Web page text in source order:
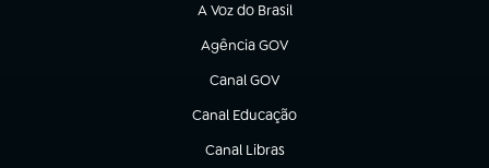
A Voz do Brasil
(abre em nova aba)
Agência GOV
(abre em nova aba)
Canal GOV
(abre em nova aba)
Canal Educação
(abre em nova aba)
Canal Libras
(abre em nova aba)